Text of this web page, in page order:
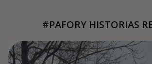
#PAFORY HISTORIAS